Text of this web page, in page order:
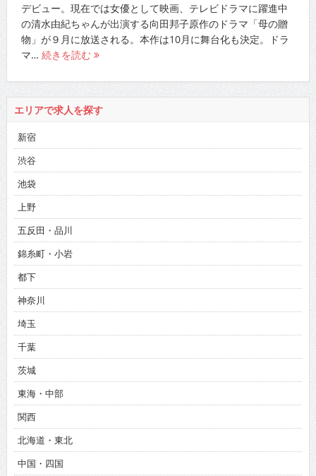
デビュー。現在では女優として映画、テレビドラマに躍進中
の清水由紀ちゃんが出演する向田邦子原作のドラマ「母の贈
物」が９月に放送される。本作は10月に舞台化も決定。ドラ
マ… 続きを読む
エリアで求人を探す
新宿
渋谷
池袋
上野
五反田・品川
錦糸町・小岩
都下
神奈川
埼玉
千葉
茨城
東海・中部
関西
北海道・東北
中国・四国